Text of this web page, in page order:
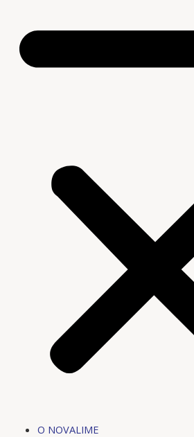
O NOVALIME